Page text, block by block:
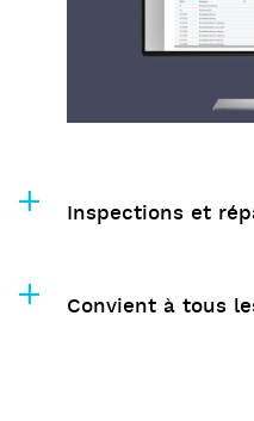
Inspections et
Convient à tous